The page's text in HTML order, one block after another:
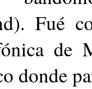
Fué
de
donde